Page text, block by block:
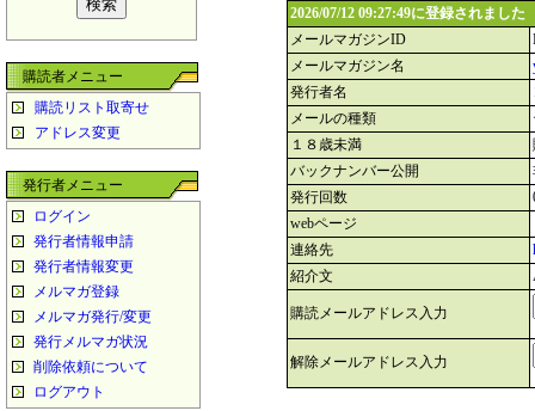
購読者メニュー
購読リスト取寄せ
アドレス変更
発行者メニュー
ログイン
発行者情報申請
発行者情報変更
メルマガ登録
メルマガ発行/変更
発行メルマガ状況
削除依頼について
ログアウト
2026/07/12 09:27:49に登録されました
メールマガジンID
メールマガジン名
発行者名
メールの種類
１８歳未満
バックナンバー公開
発行回数
webページ
連絡先
紹介文
購読メールアドレス入力
解除メールアドレス入力